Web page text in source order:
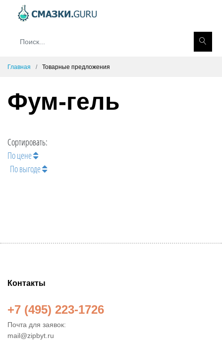
Главная Товарные предложения
Фум-гель
Сортировать:
По цене
По выгоде
Контакты
+7 (495) 223-1726
Почта для заявок:
mail@zipbyt.ru